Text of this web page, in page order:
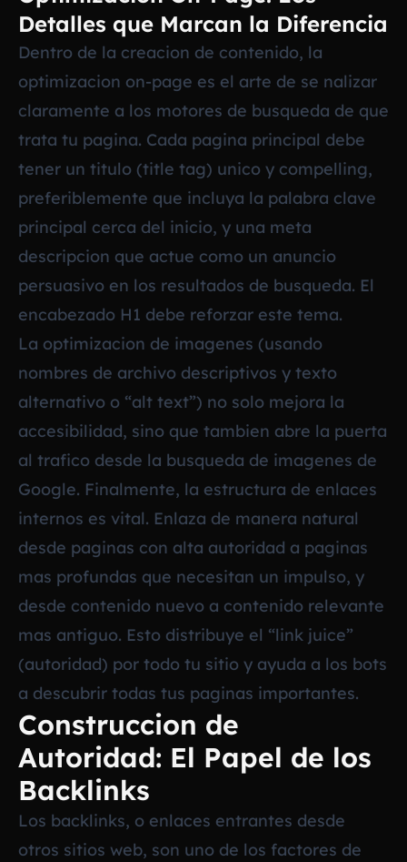
Detalles que Marcan la Diferencia
Dentro de la creacion de contenido, la
optimizacion on-page es el arte de se nalizar
claramente a los motores de busqueda de que
trata tu pagina. Cada pagina principal debe
tener un titulo (title tag) unico y compelling,
preferiblemente que incluya la palabra clave
principal cerca del inicio, y una meta
descripcion que actue como un anuncio
persuasivo en los resultados de busqueda. El
encabezado H1 debe reforzar este tema.
La optimizacion de imagenes (usando
nombres de archivo descriptivos y texto
alternativo o “alt text”) no solo mejora la
accesibilidad, sino que tambien abre la puerta
al trafico desde la busqueda de imagenes de
Google. Finalmente, la estructura de enlaces
internos es vital. Enlaza de manera natural
desde paginas con alta autoridad a paginas
mas profundas que necesitan un impulso, y
desde contenido nuevo a contenido relevante
mas antiguo. Esto distribuye el “link juice”
(autoridad) por todo tu sitio y ayuda a los bots
a descubrir todas tus paginas importantes.
Construccion de
Autoridad: El Papel de los
Backlinks
Los backlinks, o enlaces entrantes desde
otros sitios web, son uno de los factores de